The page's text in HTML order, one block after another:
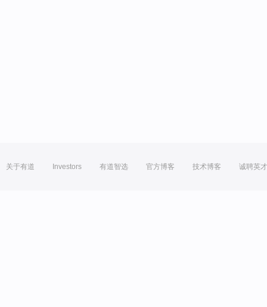
关于有道 Investors 有道智选 官方博客 技术博客 诚聘英才